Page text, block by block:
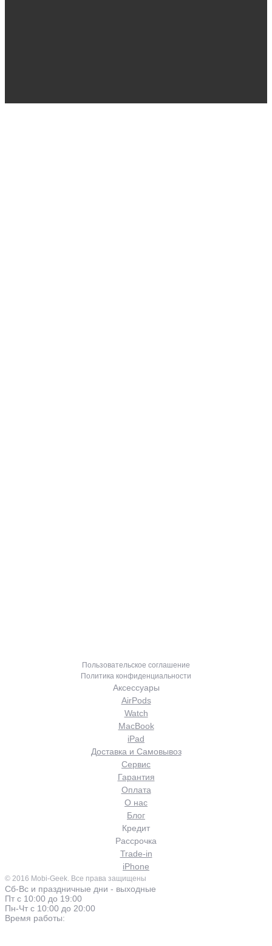
Пользовательское соглашение
Политика конфиденциальности
Аксессуары
AirPods
Watch
MacBook
iPad
Доставка и Самовывоз
Сервис
Гарантия
Оплата
О нас
Блог
Кредит
Рассрочка
Trade-in
iPhone
© 2016 Mobi-Geek. Все права защищены
Сб-Вс и праздничные дни - выходные
Пт с 10:00 до 19:00
Пн-Чт с 10:00 до 20:00
Время работы: